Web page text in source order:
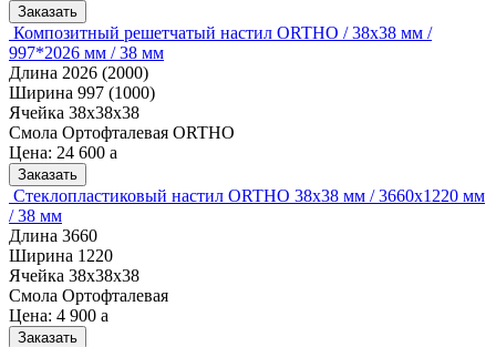
Заказать
Композитный решетчатый настил ORTHO / 38х38 мм /
997*2026 мм / 38 мм
Длина 2026 (2000)
Ширина 997 (1000)
Ячейка 38х38х38
Смола Ортофталевая ORTHO
Цена: 24 600 a
Заказать
Стеклопластиковый настил ORTHO 38х38 мм / 3660х1220 мм
/ 38 мм
Длина 3660
Ширина 1220
Ячейка 38х38х38
Смола Ортофталевая
Цена: 4 900 a
Заказать